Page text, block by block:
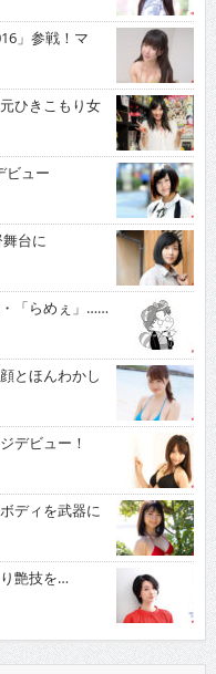
」参戦！マ
ひきこもり女
ビュー
台に
「らめぇ」……
とほんわかし
デビュー！
ディを武器に
艶技を…